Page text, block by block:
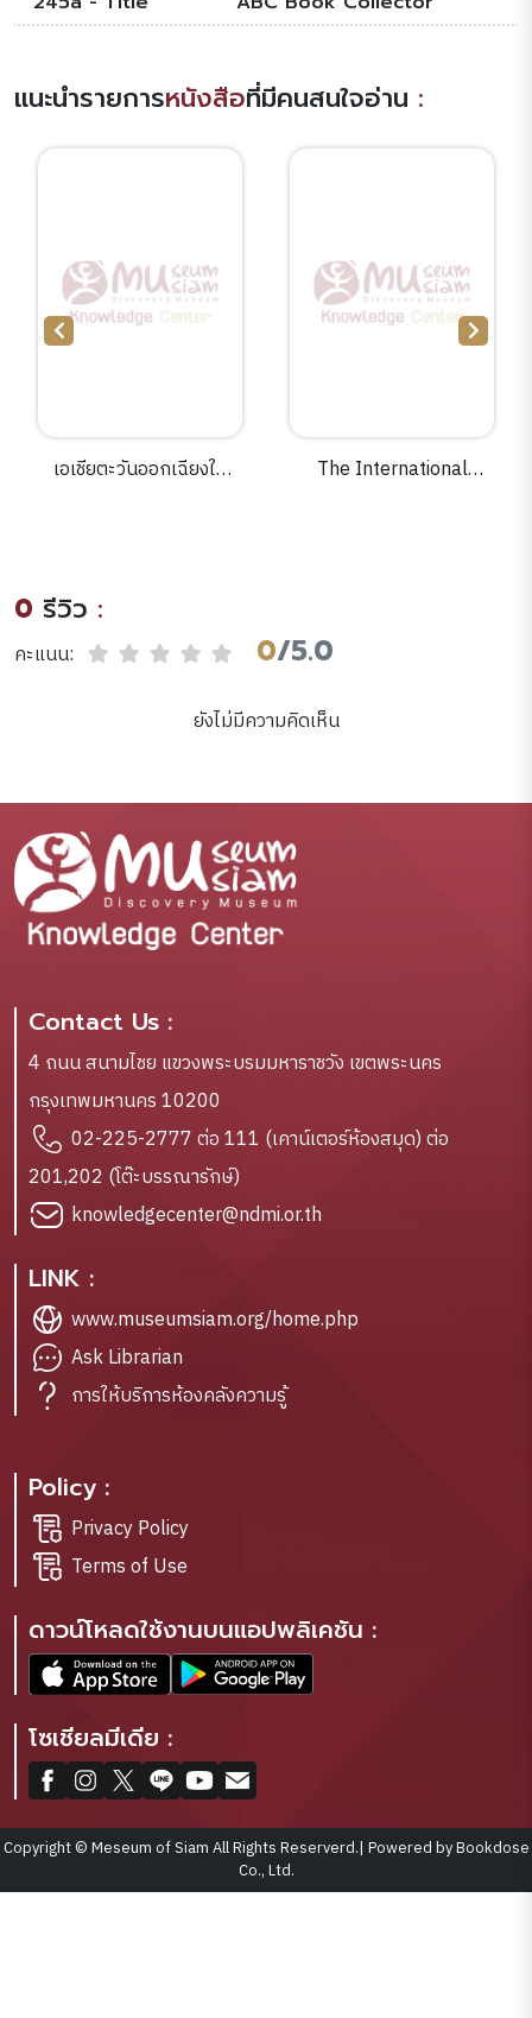
แนะนำรายการหนังสือที่มีคนสนใจอ่าน :
เอเชียตะวันออกเฉียงใต้
The International
0 รีวิว :
คะแนน: 0/5.0
ยังไม่มีความคิดเห็น
Contact Us :
4 ถนน สนามไชย แขวงพระบรมมหาราชวัง เขตพระนคร
กรุงเทพมหานคร 10200
02-225-2777 ต่อ 111 (เคาน์เตอร์ห้องสมุด) ต่อ
201,202 (โต๊ะบรรณารักษ์)
knowledgecenter@ndmi.or.th
LINK :
www.museumsiam.org/home.php
Ask Librarian
การให้บริการห้องคลังความรู้
Policy :
Privacy Policy
Terms of Use
ดาวน์โหลดใช้งานบนแอปพลิเคชัน :
โซเชียลมีเดีย :
Copyright © Meseum of Siam All Rights Reserverd.| Powered by Bookdose
Co., Ltd.